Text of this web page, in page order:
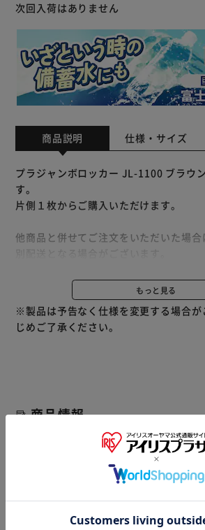
次回入荷はありません
商品説明 仕様・サイズ
プラジャンボロッカー JL-1100 ブラウ
す。
片側１枚からご購入いただけます。
他商品と併せてご注文をいただいた場合
もっと見る
※製品は予告なく仕様を変更する場合が
じめご了承ください。
商品情報
▼ 食品・飲料おすすめ